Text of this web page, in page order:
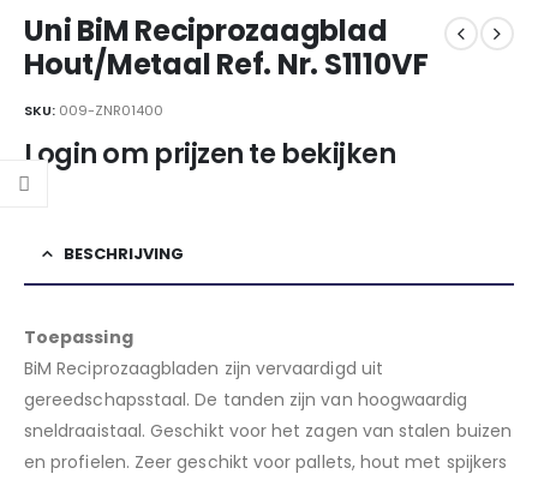
Uni BiM Reciprozaagblad
Hout/Metaal Ref. Nr. S1110VF
SKU: 009-ZNR01400
Login om prijzen te bekijken
BESCHRIJVING
Toepassing
BiM Reciprozaagbladen zijn vervaardigd uit
gereedschapsstaal. De tanden zijn van hoogwaardig
sneldraaistaal. Geschikt voor het zagen van stalen buizen
en profielen. Zeer geschikt voor pallets, hout met spijkers